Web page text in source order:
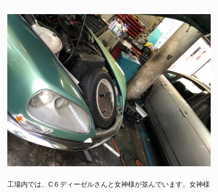
工場内では、C６ディーゼルさんと女神様が並んでいます。女神様